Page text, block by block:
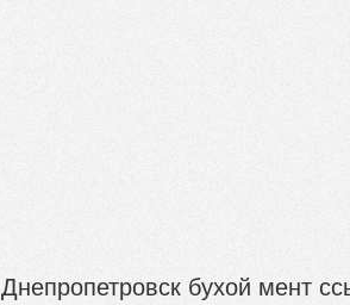
Днепропетровск бухой мент